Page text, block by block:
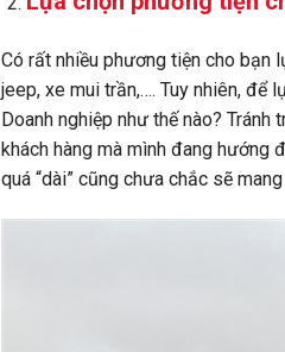
Có rất nhiều phương tiện cho bạn
jeep, xe mui trần,…. Tuy nhiên, để
Doanh nghiệp như thế nào?
khách hàng mà mình đang hướng
quá “dài” cũng chưa chắc sẽ